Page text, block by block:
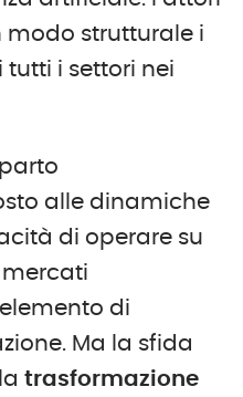
modo strutturale i
tutti i settori nei
alle dinamiche
di operare su
mercati
di
Ma la sfida
trasformazione